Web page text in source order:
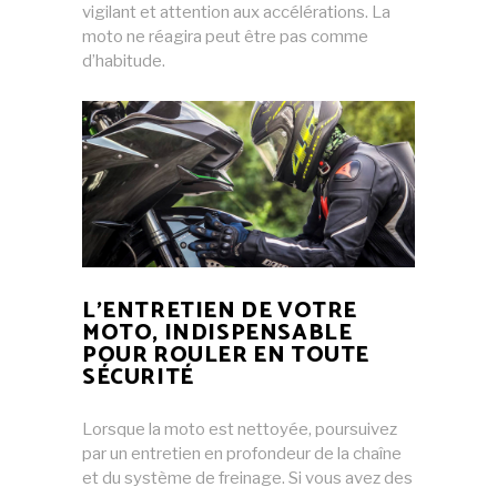
vigilant et attention aux accélérations. La
moto ne réagira peut être pas comme
d’habitude.
L’ENTRETIEN DE VOTRE
MOTO, INDISPENSABLE
POUR ROULER EN TOUTE
SÉCURITÉ
Lorsque la moto est nettoyée, poursuivez
par un entretien en profondeur de la chaîne
et du système de freinage. Si vous avez des